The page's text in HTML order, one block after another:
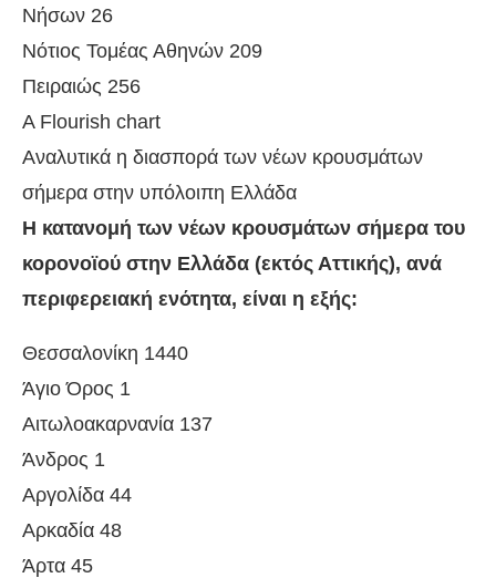
Νήσων 26
Νότιος Τομέας Αθηνών 209
Πειραιώς 256
A Flourish chart
Αναλυτικά η διασπορά των νέων κρουσμάτων
σήμερα στην υπόλοιπη Ελλάδα
Η κατανομή των νέων κρουσμάτων σήμερα του
κορονοϊού στην Ελλάδα (εκτός Αττικής), ανά
περιφερειακή ενότητα, είναι η εξής:
Θεσσαλονίκη 1440
Άγιο Όρος 1
Αιτωλοακαρνανία 137
Άνδρος 1
Αργολίδα 44
Αρκαδία 48
Άρτα 45